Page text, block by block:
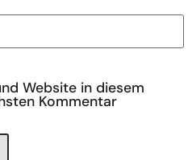
Website in diesem
Kommentar